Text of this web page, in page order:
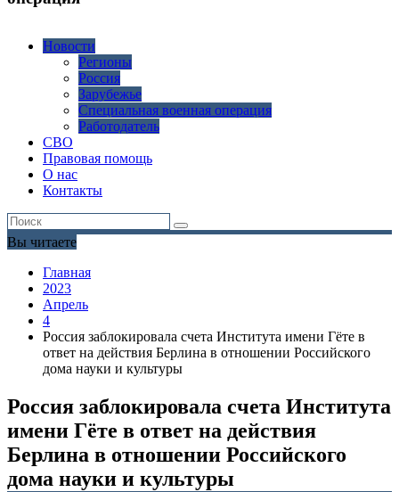
Новости
Регионы
Россия
Зарубежье
Специальная военная операция
Работодатель
СВО
Правовая помощь
О нас
Контакты
Вы читаете
Главная
2023
Апрель
4
Россия заблокировала счета Института имени Гёте в
ответ на действия Берлина в отношении Российского
дома науки и культуры
Россия заблокировала счета Института
имени Гёте в ответ на действия
Берлина в отношении Российского
дома науки и культуры